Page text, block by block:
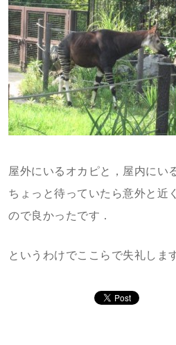
屋外にいるオカピと，屋内にい
ちょっと待っていたら意外と近
ので良かったです．
というわけでここらで失礼しま